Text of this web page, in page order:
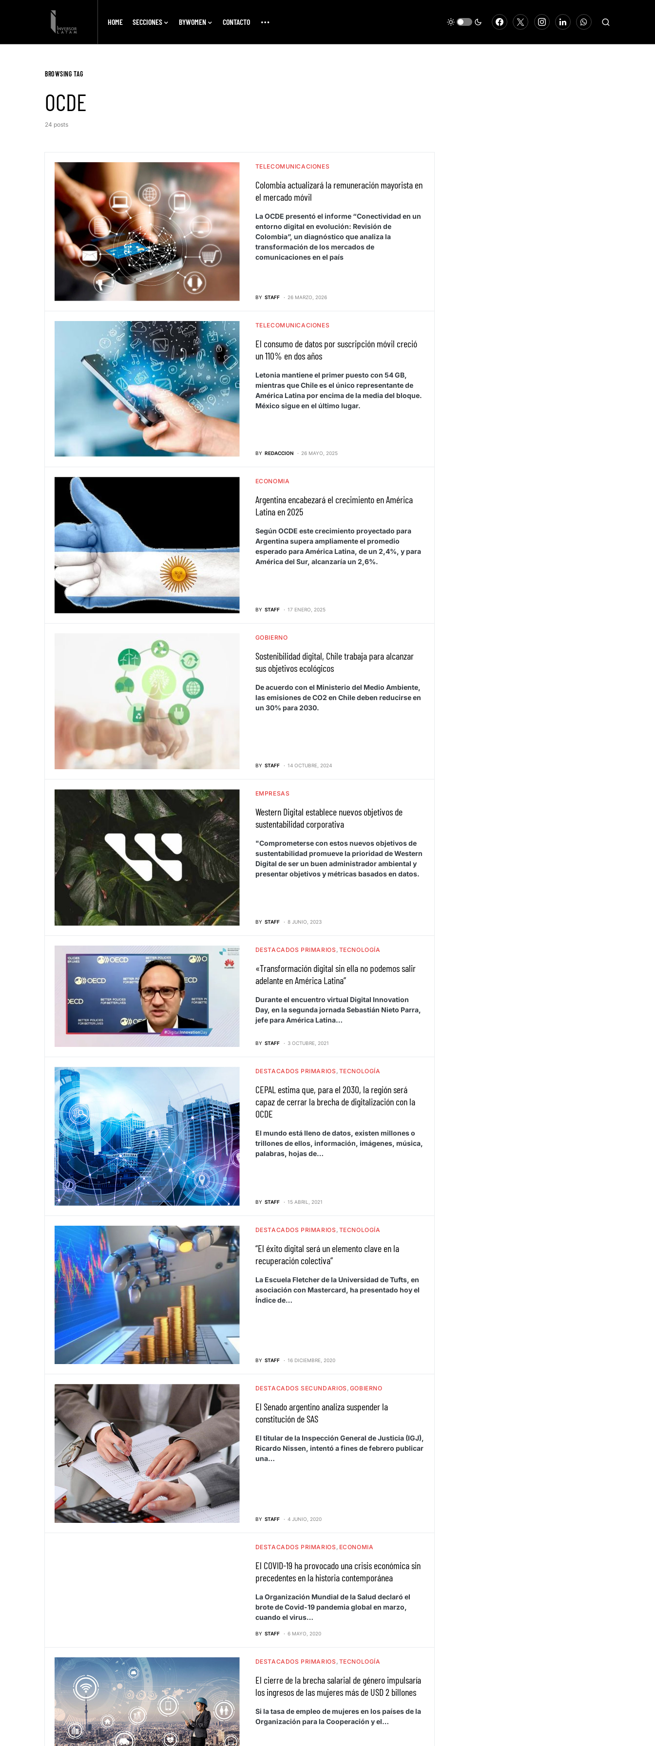
HOME SECCIONES BYWOMEN CONTACTO
BROWSING TAG
OCDE
24 posts
TELECOMUNICACIONES
Colombia actualizará la remuneración mayorista en
el mercado móvil
La OCDE presentó el informe “Conectividad en un
entorno digital en evolución: Revisión de
Colombia”, un diagnóstico que analiza la
transformación de los mercados de
comunicaciones en el país
BY STAFF 26 MARZO, 2026
TELECOMUNICACIONES
El consumo de datos por suscripción móvil creció
un 110% en dos años
Letonia mantiene el primer puesto con 54 GB,
mientras que Chile es el único representante de
América Latina por encima de la media del bloque.
México sigue en el último lugar.
BY REDACCION 26 MAYO, 2025
ECONOMIA
Argentina encabezará el crecimiento en América
Latina en 2025
Según OCDE este crecimiento proyectado para
Argentina supera ampliamente el promedio
esperado para América Latina, de un 2,4%, y para
América del Sur, alcanzaría un 2,6%.
BY STAFF 17 ENERO, 2025
GOBIERNO
Sostenibilidad digital, Chile trabaja para alcanzar
sus objetivos ecológicos
De acuerdo con el Ministerio del Medio Ambiente,
las emisiones de CO2 en Chile deben reducirse en
un 30% para 2030.
BY STAFF 14 OCTUBRE, 2024
EMPRESAS
Western Digital establece nuevos objetivos de
sustentabilidad corporativa
"Comprometerse con estos nuevos objetivos de
sustentabilidad promueve la prioridad de Western
Digital de ser un buen administrador ambiental y
presentar objetivos y métricas basados en datos.
BY STAFF 8 JUNIO, 2023
DESTACADOS PRIMARIOS TECNOLOGÍA
«Transformación digital sin ella no podemos salir
adelante en América Latina”
Durante el encuentro virtual Digital Innovation
Day, en la segunda jornada Sebastián Nieto Parra,
jefe para América Latina…
BY STAFF 3 OCTUBRE, 2021
DESTACADOS PRIMARIOS TECNOLOGÍA
CEPAL estima que, para el 2030, la región será
capaz de cerrar la brecha de digitalización con la
OCDE
El mundo está lleno de datos, existen millones o
trillones de ellos, información, imágenes, música,
palabras, hojas de…
BY STAFF 15 ABRIL, 2021
DESTACADOS PRIMARIOS TECNOLOGÍA
“El éxito digital será un elemento clave en la
recuperación colectiva”
La Escuela Fletcher de la Universidad de Tufts, en
asociación con Mastercard, ha presentado hoy el
Índice de…
BY STAFF 16 DICIEMBRE, 2020
DESTACADOS SECUNDARIOS GOBIERNO
El Senado argentino analiza suspender la
constitución de SAS
El titular de la Inspección General de Justicia (IGJ),
Ricardo Nissen, intentó a fines de febrero publicar
una…
BY STAFF 4 JUNIO, 2020
DESTACADOS PRIMARIOS ECONOMIA
El COVID-19 ha provocado una crisis económica sin
precedentes en la historia contemporánea
La Organización Mundial de la Salud declaró el
brote de Covid-19 pandemia global en marzo,
cuando el virus…
BY STAFF 6 MAYO, 2020
DESTACADOS PRIMARIOS TECNOLOGÍA
El cierre de la brecha salarial de género impulsaría
los ingresos de las mujeres más de USD 2 billones
Si la tasa de empleo de mujeres en los países de la
Organización para la Cooperación y el…